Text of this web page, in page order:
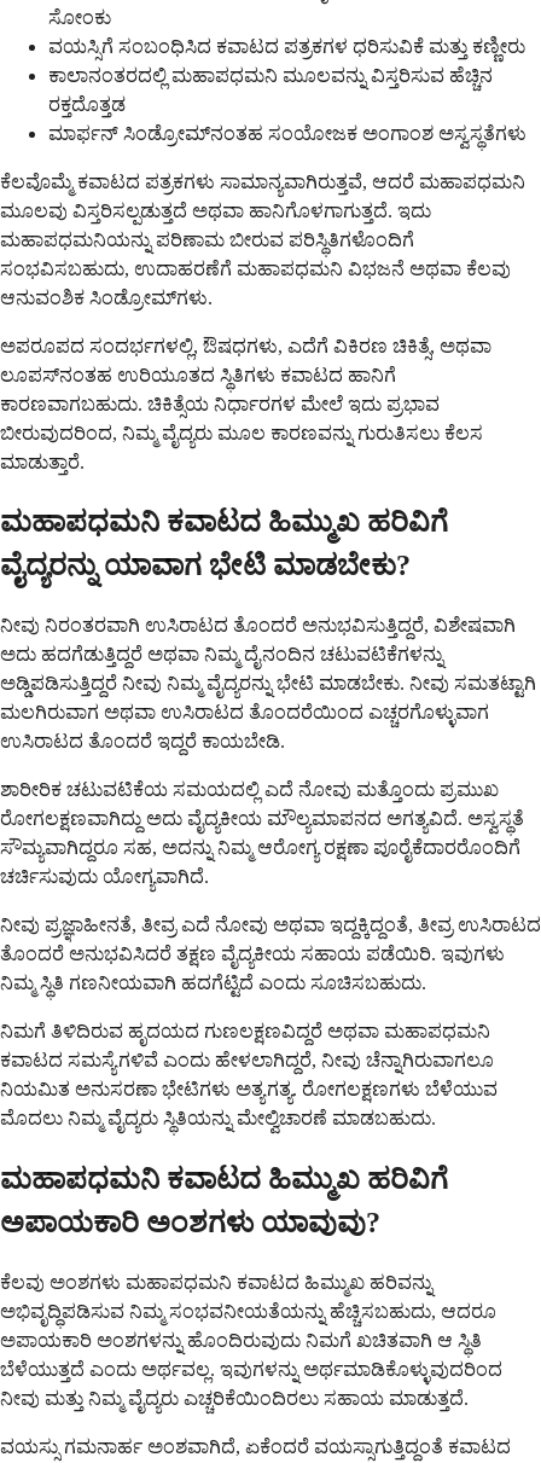
ಸೋಂಕು
ವಯಸ್ಸಿಗೆ ಸಂಬಂಧಿಸಿದ ಕವಾಟದ ಪತ್ರಕಗಳ ಧರಿಸುವಿಕೆ ಮತ್ತು ಕಣ್ಣೀರು
ಕಾಲಾನಂತರದಲ್ಲಿ ಮಹಾಪಧಮನಿ ಮೂಲವನ್ನು ವಿಸ್ತರಿಸುವ ಹೆಚ್ಚಿನ
ರಕ್ತದೊತ್ತಡ
ಮಾರ್ಫನ್ ಸಿಂಡ್ರೋಮ್‌ನಂತಹ ಸಂಯೋಜಕ ಅಂಗಾಂಶ ಅಸ್ವಸ್ಥತೆಗಳು
ಕೆಲವೊಮ್ಮೆ ಕವಾಟದ ಪತ್ರಕಗಳು ಸಾಮಾನ್ಯವಾಗಿರುತ್ತವೆ, ಆದರೆ ಮಹಾಪಧಮನಿ
ಮೂಲವು ವಿಸ್ತರಿಸಲ್ಪಡುತ್ತದೆ ಅಥವಾ ಹಾನಿಗೊಳಗಾಗುತ್ತದೆ. ಇದು
ಮಹಾಪಧಮನಿಯನ್ನು ಪರಿಣಾಮ ಬೀರುವ ಪರಿಸ್ಥಿತಿಗಳೊಂದಿಗೆ
ಸಂಭವಿಸಬಹುದು, ಉದಾಹರಣೆಗೆ ಮಹಾಪಧಮನಿ ವಿಭಜನೆ ಅಥವಾ ಕೆಲವು
ಆನುವಂಶಿಕ ಸಿಂಡ್ರೋಮ್‌ಗಳು.
ಅಪರೂಪದ ಸಂದರ್ಭಗಳಲ್ಲಿ, ಔಷಧಗಳು, ಎದೆಗೆ ವಿಕಿರಣ ಚಿಕಿತ್ಸೆ, ಅಥವಾ
ಲೂಪಸ್‌ನಂತಹ ಉರಿಯೂತದ ಸ್ಥಿತಿಗಳು ಕವಾಟದ ಹಾನಿಗೆ
ಕಾರಣವಾಗಬಹುದು. ಚಿಕಿತ್ಸೆಯ ನಿರ್ಧಾರಗಳ ಮೇಲೆ ಇದು ಪ್ರಭಾವ
ಬೀರುವುದರಿಂದ, ನಿಮ್ಮ ವೈದ್ಯರು ಮೂಲ ಕಾರಣವನ್ನು ಗುರುತಿಸಲು ಕೆಲಸ
ಮಾಡುತ್ತಾರೆ.
ಮಹಾಪಧಮನಿ ಕವಾಟದ ಹಿಮ್ಮುಖ ಹರಿವಿಗೆ
ವೈದ್ಯರನ್ನು ಯಾವಾಗ ಭೇಟಿ ಮಾಡಬೇಕು?
ನೀವು ನಿರಂತರವಾಗಿ ಉಸಿರಾಟದ ತೊಂದರೆ ಅನುಭವಿಸುತ್ತಿದ್ದರೆ, ವಿಶೇಷವಾಗಿ
ಅದು ಹದಗೆಡುತ್ತಿದ್ದರೆ ಅಥವಾ ನಿಮ್ಮ ದೈನಂದಿನ ಚಟುವಟಿಕೆಗಳನ್ನು
ಅಡ್ಡಿಪಡಿಸುತ್ತಿದ್ದರೆ ನೀವು ನಿಮ್ಮ ವೈದ್ಯರನ್ನು ಭೇಟಿ ಮಾಡಬೇಕು. ನೀವು ಸಮತಟ್ಟಾಗಿ
ಮಲಗಿರುವಾಗ ಅಥವಾ ಉಸಿರಾಟದ ತೊಂದರೆಯಿಂದ ಎಚ್ಚರಗೊಳ್ಳುವಾಗ
ಉಸಿರಾಟದ ತೊಂದರೆ ಇದ್ದರೆ ಕಾಯಬೇಡಿ.
ಶಾರೀರಿಕ ಚಟುವಟಿಕೆಯ ಸಮಯದಲ್ಲಿ ಎದೆ ನೋವು ಮತ್ತೊಂದು ಪ್ರಮುಖ
ರೋಗಲಕ್ಷಣವಾಗಿದ್ದು ಅದು ವೈದ್ಯಕೀಯ ಮೌಲ್ಯಮಾಪನದ ಅಗತ್ಯವಿದೆ. ಅಸ್ವಸ್ಥತೆ
ಸೌಮ್ಯವಾಗಿದ್ದರೂ ಸಹ, ಅದನ್ನು ನಿಮ್ಮ ಆರೋಗ್ಯ ರಕ್ಷಣಾ ಪೂರೈಕೆದಾರರೊಂದಿಗೆ
ಚರ್ಚಿಸುವುದು ಯೋಗ್ಯವಾಗಿದೆ.
ನೀವು ಪ್ರಜ್ಞಾಹೀನತೆ, ತೀವ್ರ ಎದೆ ನೋವು ಅಥವಾ ಇದ್ದಕ್ಕಿದ್ದಂತೆ, ತೀವ್ರ ಉಸಿರಾಟದ
ತೊಂದರೆ ಅನುಭವಿಸಿದರೆ ತಕ್ಷಣ ವೈದ್ಯಕೀಯ ಸಹಾಯ ಪಡೆಯಿರಿ. ಇವುಗಳು
ನಿಮ್ಮ ಸ್ಥಿತಿ ಗಣನೀಯವಾಗಿ ಹದಗೆಟ್ಟಿದೆ ಎಂದು ಸೂಚಿಸಬಹುದು.
ನಿಮಗೆ ತಿಳಿದಿರುವ ಹೃದಯದ ಗುಣಲಕ್ಷಣವಿದ್ದರೆ ಅಥವಾ ಮಹಾಪಧಮನಿ
ಕವಾಟದ ಸಮಸ್ಯೆಗಳಿವೆ ಎಂದು ಹೇಳಲಾಗಿದ್ದರೆ, ನೀವು ಚೆನ್ನಾಗಿರುವಾಗಲೂ
ನಿಯಮಿತ ಅನುಸರಣಾ ಭೇಟಿಗಳು ಅತ್ಯಗತ್ಯ. ರೋಗಲಕ್ಷಣಗಳು ಬೆಳೆಯುವ
ಮೊದಲು ನಿಮ್ಮ ವೈದ್ಯರು ಸ್ಥಿತಿಯನ್ನು ಮೇಲ್ವಿಚಾರಣೆ ಮಾಡಬಹುದು.
ಮಹಾಪಧಮನಿ ಕವಾಟದ ಹಿಮ್ಮುಖ ಹರಿವಿಗೆ
ಅಪಾಯಕಾರಿ ಅಂಶಗಳು ಯಾವುವು?
ಕೆಲವು ಅಂಶಗಳು ಮಹಾಪಧಮನಿ ಕವಾಟದ ಹಿಮ್ಮುಖ ಹರಿವನ್ನು
ಅಭಿವೃದ್ಧಿಪಡಿಸುವ ನಿಮ್ಮ ಸಂಭವನೀಯತೆಯನ್ನು ಹೆಚ್ಚಿಸಬಹುದು, ಆದರೂ
ಅಪಾಯಕಾರಿ ಅಂಶಗಳನ್ನು ಹೊಂದಿರುವುದು ನಿಮಗೆ ಖಚಿತವಾಗಿ ಆ ಸ್ಥಿತಿ
ಬೆಳೆಯುತ್ತದೆ ಎಂದು ಅರ್ಥವಲ್ಲ. ಇವುಗಳನ್ನು ಅರ್ಥಮಾಡಿಕೊಳ್ಳುವುದರಿಂದ
ನೀವು ಮತ್ತು ನಿಮ್ಮ ವೈದ್ಯರು ಎಚ್ಚರಿಕೆಯಿಂದಿರಲು ಸಹಾಯ ಮಾಡುತ್ತದೆ.
ವಯಸ್ಸು ಗಮನಾರ್ಹ ಅಂಶವಾಗಿದೆ, ಏಕೆಂದರೆ ವಯಸ್ಸಾಗುತ್ತಿದ್ದಂತೆ ಕವಾಟದ